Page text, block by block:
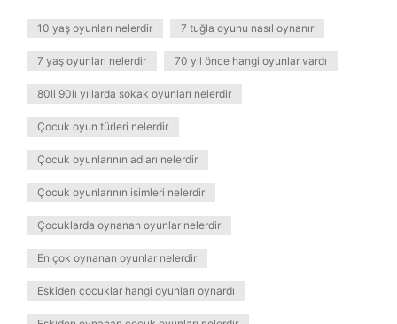
10 yaş oyunları nelerdir 7 tuğla oyunu nasıl oynanır
7 yaş oyunları nelerdir 70 yıl önce hangi oyunlar vardı
80li 90lı yıllarda sokak oyunları nelerdir
Çocuk oyun türleri nelerdir
Çocuk oyunlarının adları nelerdir
Çocuk oyunlarının isimleri nelerdir
Çocuklarda oynanan oyunlar nelerdir
En çok oynanan oyunlar nelerdir
Eskiden çocuklar hangi oyunları oynardı